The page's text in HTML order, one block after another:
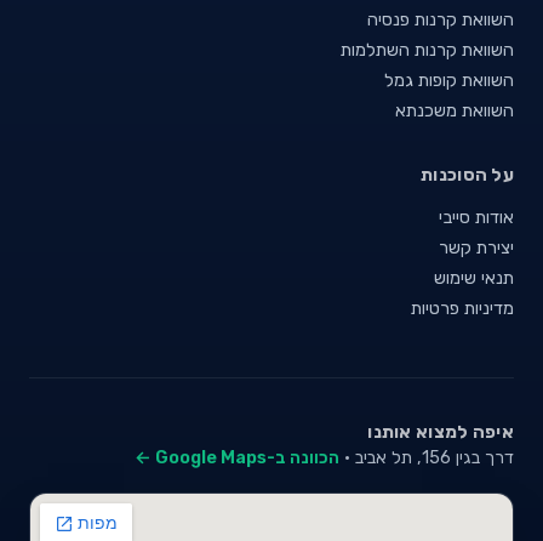
השוואת קרנות פנסיה
השוואת קרנות השתלמות
השוואת קופות גמל
השוואת משכנתא
על הסוכנות
אודות סייבי
יצירת קשר
תנאי שימוש
מדיניות פרטיות
איפה למצוא אותנו
דרך בגין 156, תל אביב · הכוונה ב-Google Maps ←